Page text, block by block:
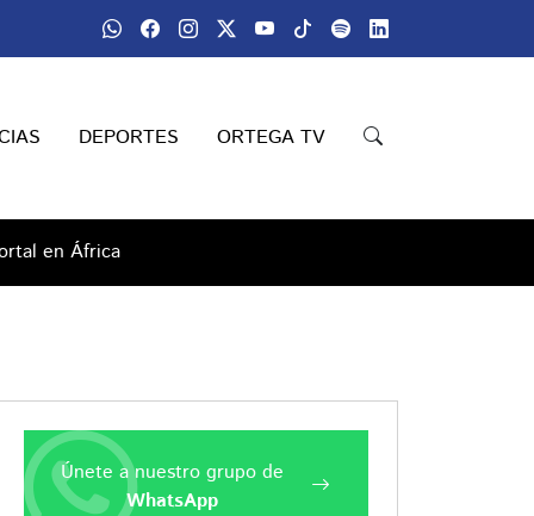
DEPORTES ORTEGA TV
en África
Únete a nuestro grupo de
WhatsApp